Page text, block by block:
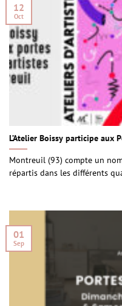
L’Atelier Boissy participe aux
Montreuil (93) compte un
répartis dans les différents
12
Oct
01
Sep